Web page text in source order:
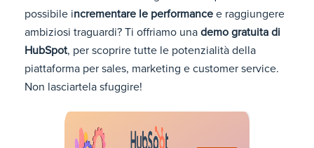
possibile incrementare le performance e raggiungere
ambiziosi traguardi? Ti offriamo una demo gratuita di
HubSpot, per scoprire tutte le potenzialità della
piattaforma per sales, marketing e customer service.
Non lasciartela sfuggire!